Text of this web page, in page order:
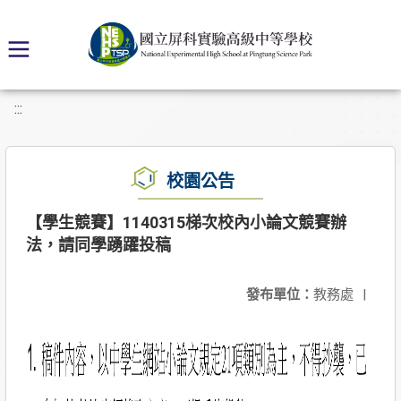
:::
校園公告
【學生競賽】1140315梯次校內小論文競賽辦
法，請同學踴躍投稿
發布單位： 教務處 |